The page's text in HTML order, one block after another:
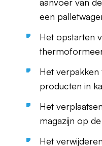
een
Het opstarten
Het verpakken
producten in
Het
magazijn op
Het